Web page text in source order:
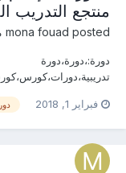
منتجع التدريب
mona fouad posted موضوع in
دورة:،دورة،دورة
والعلاقات العامة،
،المهارات
فبراير 1, 2018